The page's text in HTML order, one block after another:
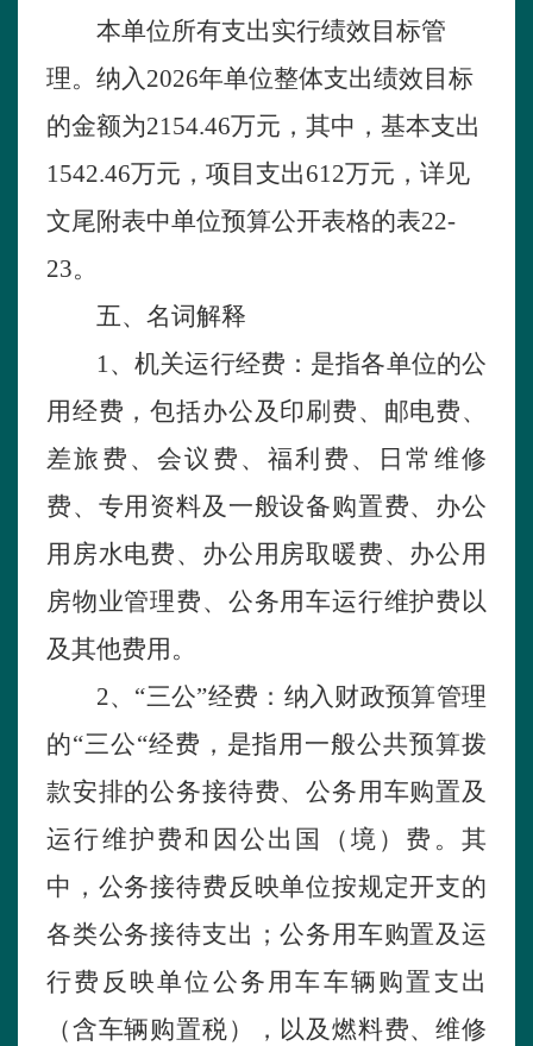
本单位所有支出实行绩效目标管
理。纳入2026年单位整体支出绩效目标
的金额为2154.46万元，其中，基本支出
1542.46万元，项目支出612万元， 详见
文尾附表中单位预算公开表格的表22-
23。
五、名词解释
1、机关运行经费：是指各单位的公
用经费，包括办公及印刷费、邮电费、
差旅费、会议费、福利费、日常维修
费、专用资料及一般设备购置费、办公
用房水电费、办公用房取暖费、办公用
房物业管理费、公务用车运行维护费以
及其他费用。
2、“三公”经费：纳入财政预算管理
的“三公“经费，是指用一般公共预算拨
款安排的公务接待费、公务用车购置及
运行维护费和因公出国（境）费。其
中，公务接待费反映单位按规定开支的
各类公务接待支出；公务用车购置及运
行费反映单位公务用车车辆购置支出
（含车辆购置税），以及燃料费、维修